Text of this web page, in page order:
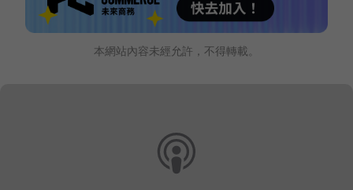
本網站內容未經允許，不得轉載。